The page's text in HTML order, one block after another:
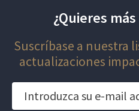
¿Quieres
Suscríbase a nuestra
actualizaciones